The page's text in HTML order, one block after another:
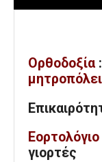
Ορθοδοξία
Εορτολόγιο
γιορτές